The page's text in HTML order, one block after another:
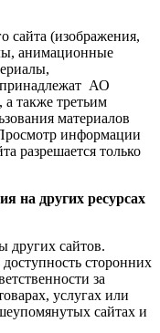
сайта (изображения,
анимационные
принадлежат АО
третьим
материалов
информации
разрешается только
на других ресурсах
других сайтов.
сторонних
за
услугах или
сайтах и